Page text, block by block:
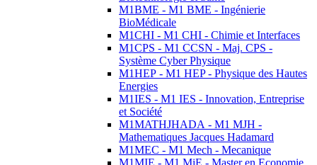
M1BME - M1 BME - Ingénierie
BioMédicale
M1CHI - M1 CHI - Chimie et Interfaces
M1CPS - M1 CCSN - Maj. CPS -
Système Cyber Physique
M1HEP - M1 HEP - Physique des Hautes
Energies
M1IES - M1 IES - Innovation, Entreprise
et Société
M1MATHJHADA - M1 MJH -
Mathematiques Jacques Hadamard
M1MEC - M1 Mech - Mecanique
M1MIE - M1 MiE - Master en Economie